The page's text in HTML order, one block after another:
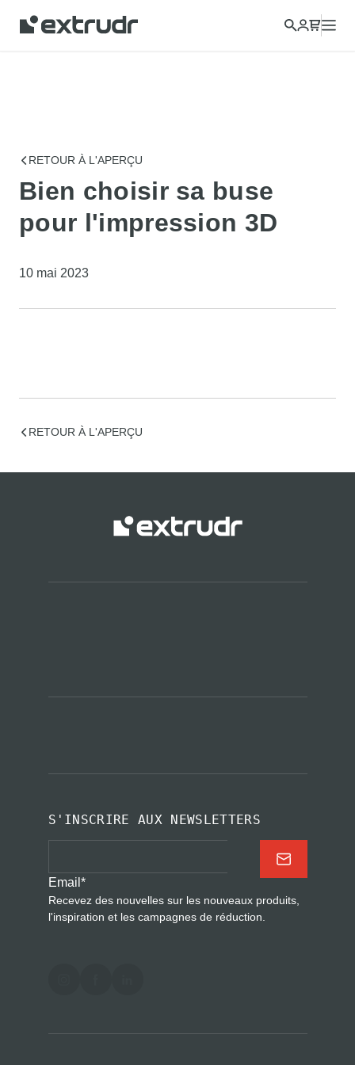
RETOUR À L'APERÇU
Bien choisir sa buse
pour l'impression 3D
10 mai 2023
RETOUR À L'APERÇU
S'INSCRIRE AUX NEWSLETTERS
Email *
Recevez des nouvelles sur les nouveaux produits,
l'inspiration et les campagnes de réduction.